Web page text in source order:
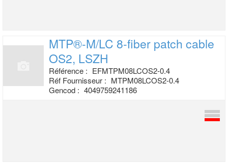
MTP®-M/LC 8-fiber patch cable
OS2, LSZH
Référence : EFMTPM08LCOS2-0.4
Réf Fournisseur : MTPM08LCOS2-0.4
Gencod : 4049759241186